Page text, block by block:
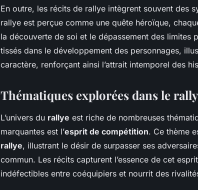
En outre, les récits de rallye intègrent souvent des
rallye est perçue comme une quête héroïque,
la découverte de soi et le dépassement des limites
tissés dans le développement des personnages,
caractère, renforçant ainsi l’attrait intemporel des
Thématiques explorées dans le
L’univers du rallye est riche de nombreuses
marquantes est l’esprit de compétition. Ce thème
rallye, illustrant le désir de surpasser ses
commun. Les récits capturent l’essence de cet
indéfectibles entre coéquipiers et nourrit des